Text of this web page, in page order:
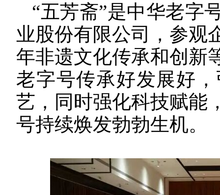
“五芳斋”是中华老字
业股份有限公司，参观
年非遗文化传承和创新
老字号传承好发展好
艺，同时强化科技赋能
号持续焕发勃勃生机。